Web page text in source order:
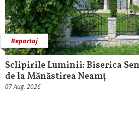
Reportaj
Sclipirile Luminii: Biserica
de la Mănăstirea Neamț
07 Aug, 2026